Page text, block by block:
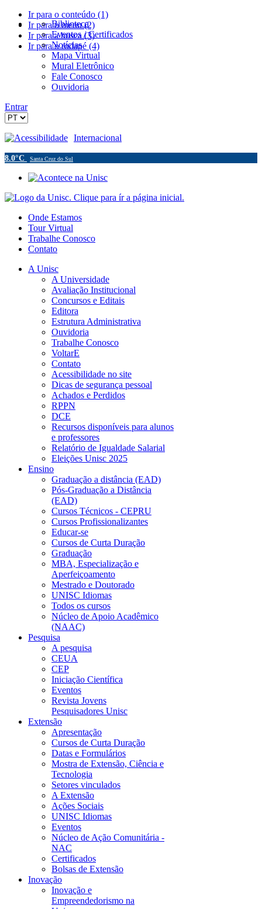
Ir para o conteúdo (1)
Ir para o menu (2)
Ir para a busca (3)
Ir para o rodapé (4)
Biblioteca
Eventos / Certificados
Notícias
Mapa Virtual
Mural Eletrônico
Fale Conosco
Ouvidoria
Entrar
Acessibilidade Internacional
8.0°C Santa Cruz do Sul
Onde Estamos
Tour Virtual
Trabalhe Conosco
Contato
A Unisc
A Universidade
Avaliação Institucional
Concursos e Editais
Editora
Estrutura Administrativa
Ouvidoria
Trabalhe Conosco
VoltarE
Contato
Acessibilidade no site
Dicas de segurança pessoal
Achados e Perdidos
RPPN
DCE
Recursos disponíveis para alunos
e professores
Relatório de Igualdade Salarial
Eleições Unisc 2025
Ensino
Graduação a distância (EAD)
Pós-Graduação a Distância
(EAD)
Cursos Técnicos - CEPRU
Cursos Profissionalizantes
Educar-se
Cursos de Curta Duração
Graduação
MBA, Especialização e
Aperfeiçoamento
Mestrado e Doutorado
UNISC Idiomas
Todos os cursos
Núcleo de Apoio Acadêmico
(NAAC)
Pesquisa
A pesquisa
CEUA
CEP
Iniciação Científica
Eventos
Revista Jovens
Pesquisadores Unisc
Extensão
Apresentação
Cursos de Curta Duração
Datas e Formulários
Mostra de Extensão, Ciência e
Tecnologia
Setores vinculados
A Extensão
Ações Sociais
UNISC Idiomas
Eventos
Núcleo de Ação Comunitária -
NAC
Certificados
Bolsas de Extensão
Inovação
Inovação e
Empreendedorismo na